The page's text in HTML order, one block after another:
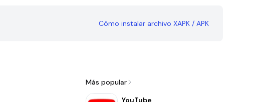
Cómo instalar archivo XAPK / APK
Más popular
YouTube